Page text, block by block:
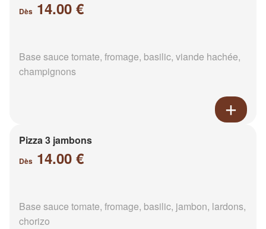
Dès 14.00 €
Base sauce tomate, fromage, basilic, viande hachée,
champignons
Pizza 3 jambons
Dès 14.00 €
Base sauce tomate, fromage, basilic, jambon, lardons,
chorizo